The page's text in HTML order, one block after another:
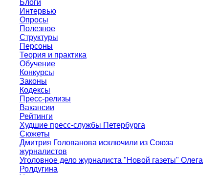
Блоги
Интервью
Опросы
Полезное
Структуры
Персоны
Теория и практика
Обучение
Конкурсы
Законы
Кодексы
Пресс-релизы
Вакансии
Рейтинги
Худшие пресс-службы Петербурга
Сюжеты
Дмитрия Голованова исключили из Союза
журналистов
Уголовное дело журналиста "Новой газеты" Олега
Ролдугина